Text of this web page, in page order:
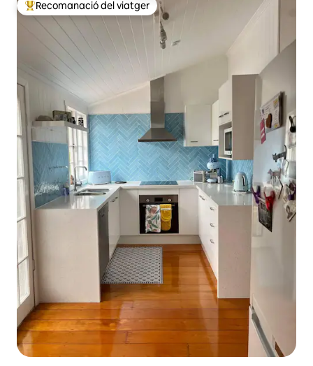
Principals recomanacions dels viatgers
Recomanació del viatger